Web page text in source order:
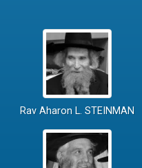
Rav Aharon L. STEINMAN